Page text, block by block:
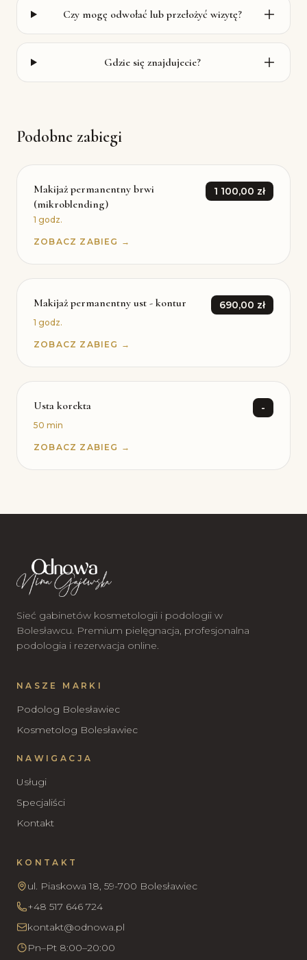
Czy mogę odwołać lub przełożyć wizytę?
Gdzie się znajdujecie?
Podobne zabiegi
Makijaż permanentny brwi
(mikroblending)
1 100,00 zł
1 godz.
ZOBACZ ZABIEG →
Makijaż permanentny ust - kontur 690,00 zł
1 godz.
ZOBACZ ZABIEG →
Usta korekta -
50 min
ZOBACZ ZABIEG →
Sieć gabinetów kosmetologii i podologii w
Bolesławcu. Premium pielęgnacja, profesjonalna
podologia i rezerwacja online.
NASZE MARKI
Podolog Bolesławiec
Kosmetolog Bolesławiec
NAWIGACJA
Usługi
Specjaliści
Kontakt
KONTAKT
ul. Piaskowa 18, 59-700 Bolesławiec
+48 517 646 724
kontakt@odnowa.pl
Pn–Pt 8:00–20:00